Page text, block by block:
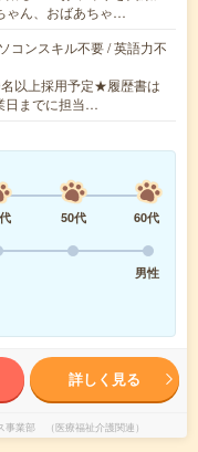
ゃん、おばあちゃ…
コンスキル不要 / 英語力不
以上採用予定★履歴書は
日までに担当…
50代
60代
男性
詳しく見る
業部 （医療福祉介護関連）